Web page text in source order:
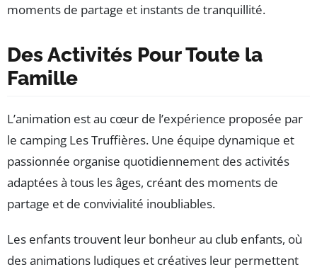
moments de partage et instants de tranquillité.
Des Activités Pour Toute la
Famille
L’animation est au cœur de l’expérience proposée par
le camping Les Truffières. Une équipe dynamique et
passionnée organise quotidiennement des activités
adaptées à tous les âges, créant des moments de
partage et de convivialité inoubliables.
Les enfants trouvent leur bonheur au club enfants, où
des animations ludiques et créatives leur permettent